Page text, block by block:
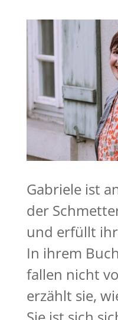
Gabriele ist
der
und erfüllt
In ihrem Buch
fallen nicht
erzählt sie,